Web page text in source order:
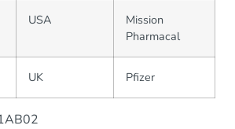
USA
Mission
Pharmacal
UK Pfizer